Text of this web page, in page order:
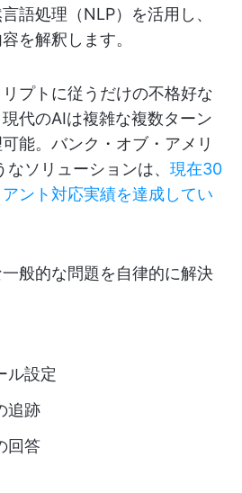
語処理（NLP）を活用し、
を解釈します。
プトに従うだけの不格好な
代のAIは複雑な複数ターン
能。バンク・オブ・アメリ
ソリューションは、 現在30
ント対応実績を達成してい
般的な問題を自律的に解決
ル設定
追跡
回答